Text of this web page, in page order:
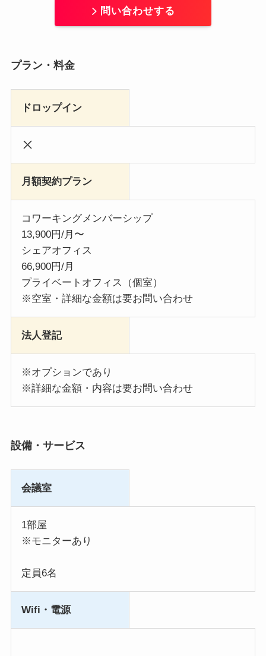
問い合わせする
プラン・料金
ドロップイン
月額契約プラン
コワーキングメンバーシップ
13,900円/月〜
シェアオフィス
66,900円/月
プライベートオフィス（個室）
※空室・詳細な金額は要お問い合わせ
法人登記
※オプションであり
※詳細な金額・内容は要お問い合わせ
設備・サービス
会議室
1部屋
※モニターあり
定員6名
Wifi・電源